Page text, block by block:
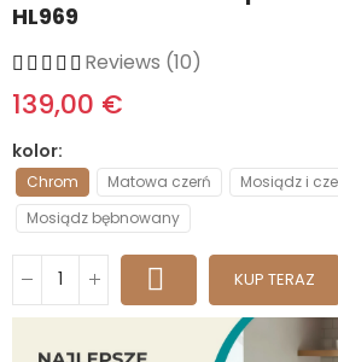
HL969
Reviews (10)
139,00 €
kolor
Chrom Matowa czerń
Mosiądz i
Mosiądz bębnowany
KUP TERAZ